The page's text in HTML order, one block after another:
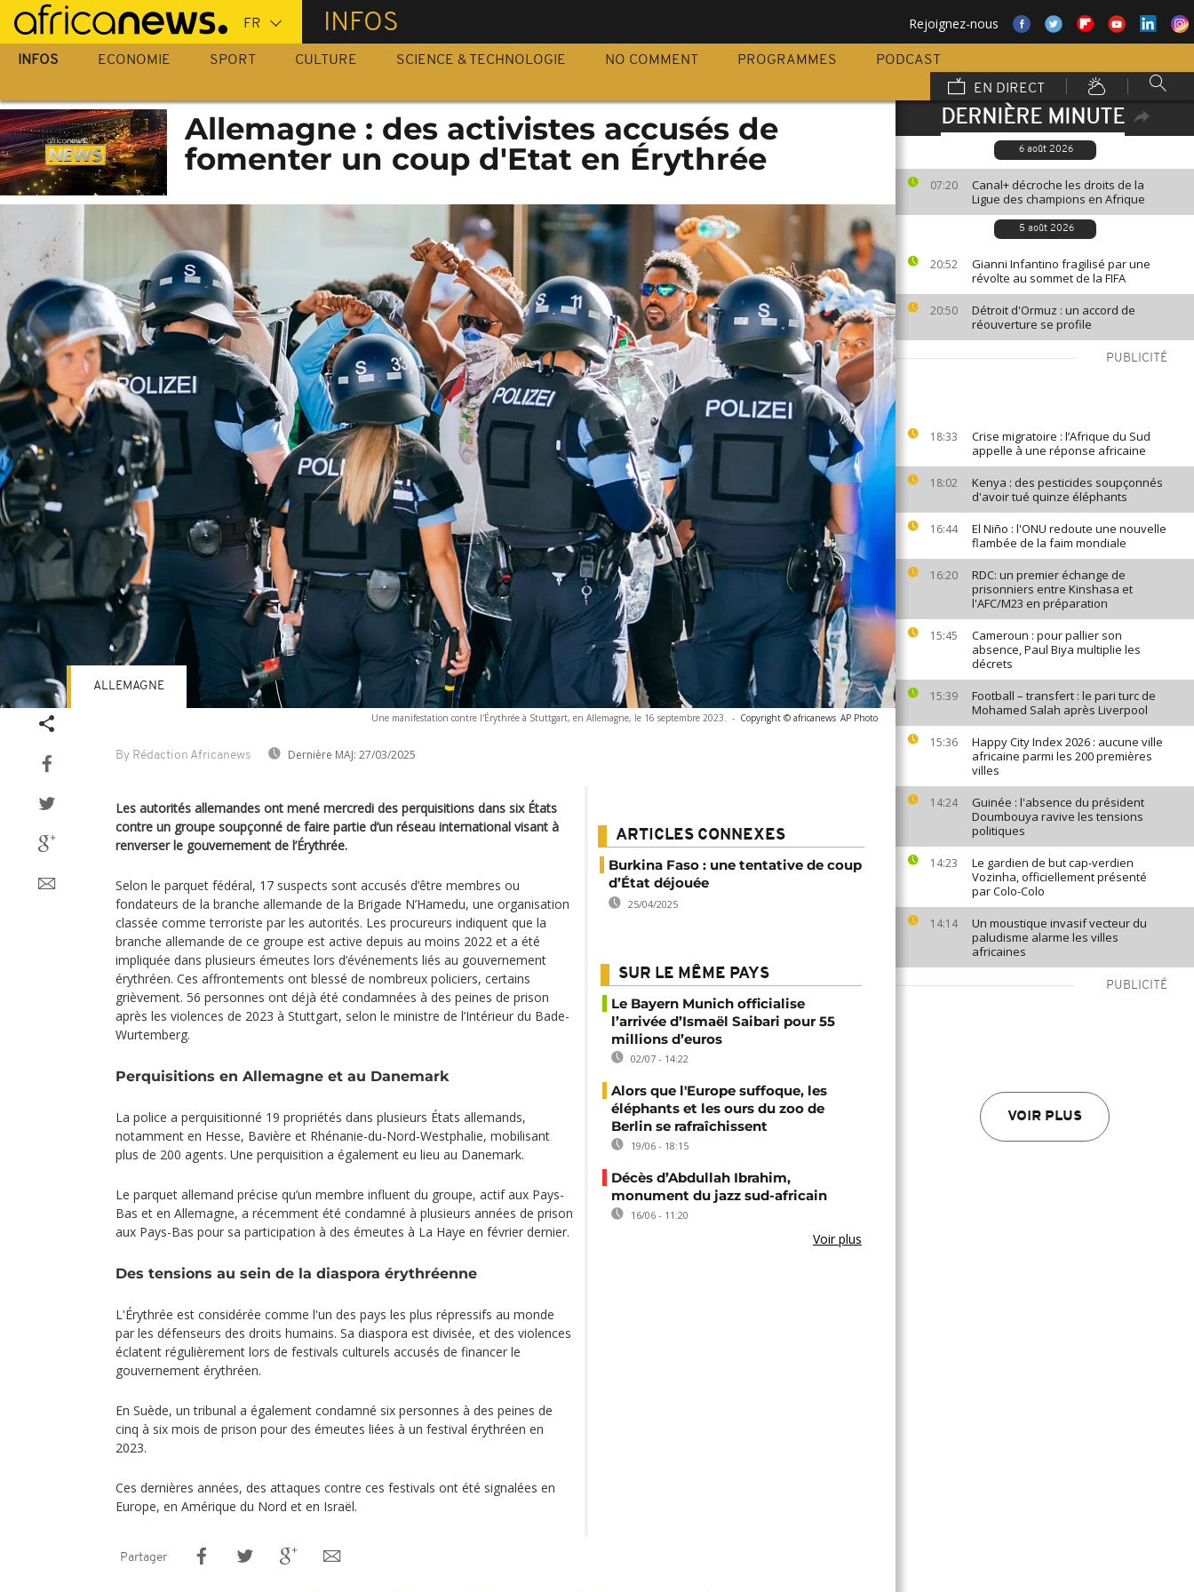
Passer
au
contenu
INFOS Rejoignez-nous
INFOS ECONOMIE SPORT CULTURE SCIENCE & TECHNOLOGIE NO COMMENT PROGRAMMES
PODCAST
EN DIRECT
DERNIÈRE MINUTE
6 août 2026
07:20
Canal+ décroche les droits de la
Ligue des champions en Afrique
5 août 2026
20:52
Gianni Infantino fragilisé par une
révolte au sommet de la FIFA
20:50
Détroit d'Ormuz : un accord de
réouverture se profile
PUBLICITÉ
18:33
Crise migratoire : l’Afrique du Sud
appelle à une réponse africaine
18:02
Kenya : des pesticides soupçonnés
d'avoir tué quinze éléphants
16:44
El Niño : l'ONU redoute une nouvelle
flambée de la faim mondiale
16:20
RDC: un premier échange de
prisonniers entre Kinshasa et
l'AFC/M23 en préparation
15:45
Cameroun : pour pallier son
absence, Paul Biya multiplie les
décrets
15:39
Football – transfert : le pari turc de
Mohamed Salah après Liverpool
15:36
Happy City Index 2026 : aucune ville
africaine parmi les 200 premières
villes
14:24
Guinée : l'absence du président
Doumbouya ravive les tensions
politiques
14:23
Le gardien de but cap-verdien
Vozinha, officiellement présenté
par Colo-Colo
14:14
Un moustique invasif vecteur du
paludisme alarme les villes
africaines
PUBLICITÉ
VOIR PLUS
Allemagne : des activistes accusés de
fomenter un coup d'Etat en Érythrée
Une manifestation contre l'Érythrée à Stuttgart, en Allemagne, le 16 septembre 2023. - Copyright © africanews AP Photo
By Rédaction Africanews Dernière MAJ: 27/03/2025
ALLEMAGNE
Les autorités allemandes ont mené mercredi des perquisitions dans six États
contre un groupe soupçonné de faire partie d’un réseau international visant à
renverser le gouvernement de l’Érythrée.
Selon le parquet fédéral, 17 suspects sont accusés d’être membres ou
fondateurs de la branche allemande de la Brigade N’Hamedu, une organisation
classée comme terroriste par les autorités. Les procureurs indiquent que la
branche allemande de ce groupe est active depuis au moins 2022 et a été
impliquée dans plusieurs émeutes lors d’événements liés au gouvernement
érythréen. Ces affrontements ont blessé de nombreux policiers, certains
grièvement. 56 personnes ont déjà été condamnées à des peines de prison
après les violences de 2023 à Stuttgart, selon le ministre de l’Intérieur du Bade-
Wurtemberg.
Perquisitions en Allemagne et au Danemark
La police a perquisitionné 19 propriétés dans plusieurs États allemands,
notamment en Hesse, Bavière et Rhénanie-du-Nord-Westphalie, mobilisant
plus de 200 agents. Une perquisition a également eu lieu au Danemark.
Le parquet allemand précise qu’un membre influent du groupe, actif aux Pays-
Bas et en Allemagne, a récemment été condamné à plusieurs années de prison
aux Pays-Bas pour sa participation à des émeutes à La Haye en février dernier.
Des tensions au sein de la diaspora érythréenne
L'Érythrée est considérée comme l'un des pays les plus répressifs au monde
par les défenseurs des droits humains. Sa diaspora est divisée, et des violences
éclatent régulièrement lors de festivals culturels accusés de financer le
gouvernement érythréen.
En Suède, un tribunal a également condamné six personnes à des peines de
cinq à six mois de prison pour des émeutes liées à un festival érythréen en
2023.
Ces dernières années, des attaques contre ces festivals ont été signalées en
Europe, en Amérique du Nord et en Israël.
ARTICLES CONNEXES
Burkina Faso : une tentative de coup
d’État déjouée
25/04/2025
SUR LE MÊME PAYS
Le Bayern Munich officialise
l’arrivée d’Ismaël Saibari pour 55
millions d’euros
02/07 - 14:22
Alors que l'Europe suffoque, les
éléphants et les ours du zoo de
Berlin se rafraîchissent
19/06 - 18:15
Décès d’Abdullah Ibrahim,
monument du jazz sud-africain
16/06 - 11:20
Voir plus
Partager